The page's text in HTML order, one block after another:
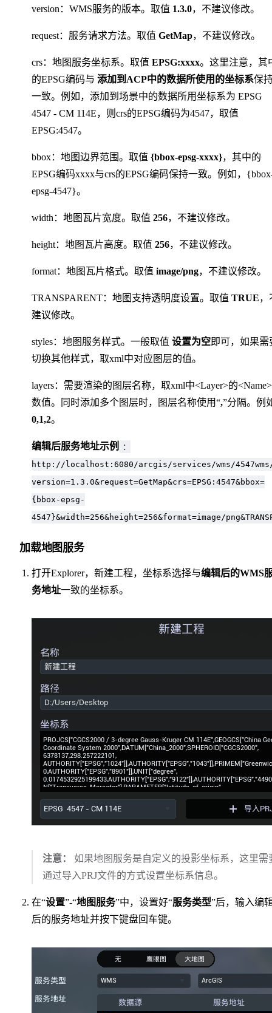
version：WMS服务的版本。取值 1.3.0，不建议修改。
request：服务请求方法。取值 GetMap，不建议修改。
crs：地图服务坐标系。取值 EPSG:xxxx。这里注意，其
的EPSG编码与 添加到ACP中的数据所使用的坐标系保
一致。例如，添加到场景中的数据所用坐标系为 EPSG
4547 - CM 114E，则crs的EPSG编码为4547，取值
EPSG:4547。
bbox：地图边界范围。取值 {bbox-epsg-xxxx}，其中的
EPSG编码xxxx与crs的EPSG编码保持一致。例如，
epsg-4547}。
width：地图瓦片宽度。取值 256，不建议修改。
height：地图瓦片高度。取值 256，不建议修改。
format：地图瓦片格式。取值 image/png，不建议修改。
TRANSPARENT：地图支持透明度设置。取值 TRUE，
建议修改。
styles：地图服务样式。一般取值 设置为空即可，如果需
切换其他样式，取xml中对应图层的值。
layers：需要渲染的图层名称，取xml中<Layer>的
数值。同时添加多个图层时，图层名称使用“,”分隔。例
0,1,2。
编辑后服务地址示例
：
http://localhost:6080/arcgis/services/wms/4547wms/
version=1.3.0&request=GetMap&crs=EPSG:4547&bbox=
{bbox-epsg-
4547}&width=256&height=256&format=image/
加载地图服务
打开Explorer，新建工程，坐标系选择与编辑后的WMS
务地址一致的坐标系。
注意：
如果地图服务是自定义的投影坐标系，这里需
通过导入PRJ文件的方式设置坐标系信息。
在“设置”-“地图服务”中，设置好“服务类型”后，输入编
后的服务地址并按下键盘回车键。